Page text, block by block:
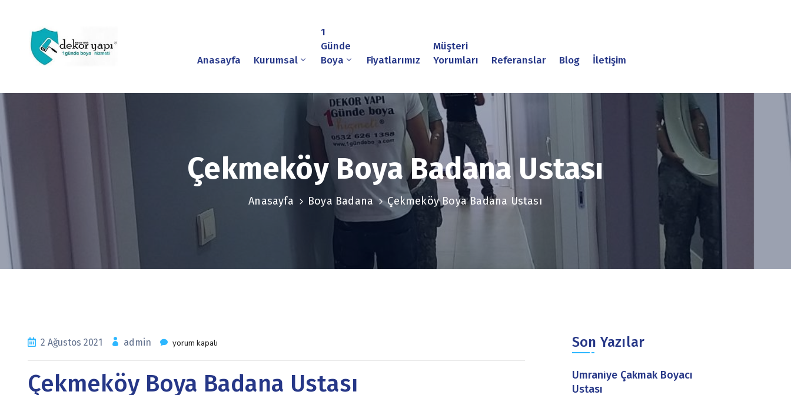
Anasayfa Kurumsal
1
Günde
Boya
Fiyatlarımız
Müşteri
Yorumları
Referanslar Blog İletişim
Çekmeköy Boya Badana Ustası
Anasayfa Boya Badana Çekmeköy Boya Badana Ustası
2 Ağustos 2021 admin yorum kapalı
Çekmeköy Boya Badana Ustası
Son Yazılar
Ümraniye Çakmak Boyacı
Ustası